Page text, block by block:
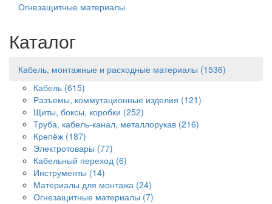
Огнезащитные материалы
Каталог
Кабель, монтажные и расходные материалы (1536)
Кабель (615)
Разъемы, коммутационные изделия (121)
Щиты, боксы, коробки (252)
Труба, кабель-канал, металлорукав (216)
Крепёж (187)
Электротовары (77)
Кабельный переход (6)
Инструменты (14)
Материалы для монтажа (24)
Огнезащитные материалы (7)